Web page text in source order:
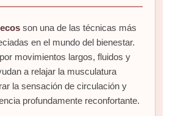
son una de las técnicas más
en el mundo del bienestar.
movimientos largos, fluidos y
a relajar la musculatura
la sensación de circulación y
profundamente reconfortante.